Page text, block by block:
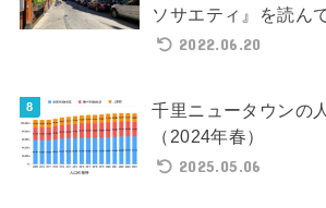
ソサエティ』を読ん
2022.06.20
千里ニュータウンの
（2024年春）
2025.05.06